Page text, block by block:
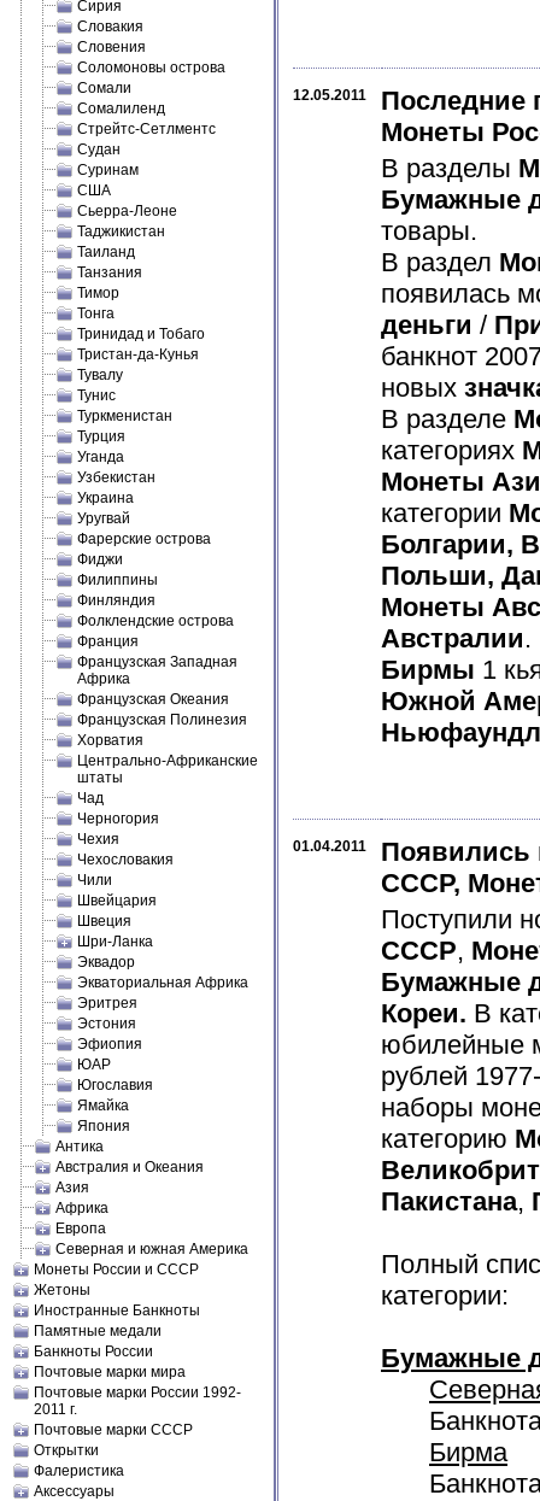
Сирия
Словакия
Словения
Соломоновы острова
Сомали
Сомалиленд
Стрейтс-Сетлментс
Судан
Суринам
США
Сьерра-Леоне
Таджикистан
Таиланд
Танзания
Тимор
Тонга
Тринидад и Тобаго
Тристан-да-Кунья
Тувалу
Тунис
Туркменистан
Турция
Уганда
Узбекистан
Украина
Уругвай
Фарерские острова
Фиджи
Филиппины
Финляндия
Фолклендские острова
Франция
Французская Западная
Африка
Французская Океания
Французская Полинезия
Хорватия
Центрально-Африканские
штаты
Чад
Черногория
Чехия
Чехословакия
Чили
Швейцария
Швеция
Шри-Ланка
Эквадор
Экваториальная Африка
Эритрея
Эстония
Эфиопия
ЮАР
Югославия
Ямайка
Япония
Антика
Австралия и Океания
Азия
Африка
Европа
Северная и южная Америка
Монеты России и СССР
Жетоны
Иностранные Банкноты
Памятные медали
Банкноты России
Почтовые марки мира
Почтовые марки России 1992-
2011 г.
Почтовые марки СССР
Открытки
Фалеристика
Аксессуары
12.05.2011
Последние
Монеты
В разделы
Бумажные
товары.
В раздел
появилась
деньги /
банкнот
новых
В разделе
категориях
Монеты
категории
Болгарии,
Польши,
Монеты
Австралии.
Бирмы 1
Южной
01.04.2011
Появились
СССР,
Поступили
СССР,
Бумажные
Кореи. В
юбилейные
рублей
наборы
категорию
Пакистана,
Полный
категории:
Бумажные
Бирма